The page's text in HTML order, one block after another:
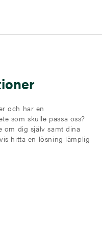
och har en
som skulle passa oss?
om dig själv samt dina
hitta en lösning lämplig